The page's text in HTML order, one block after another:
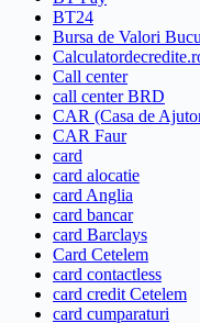
BT24
Bursa de Valori
Call center
call center BRD
CAR (Casa de
CAR Faur
card
card alocatie
card Anglia
card bancar
card Barclays
Card Cetelem
card contactless
card credit Cetelem
card cumparaturi